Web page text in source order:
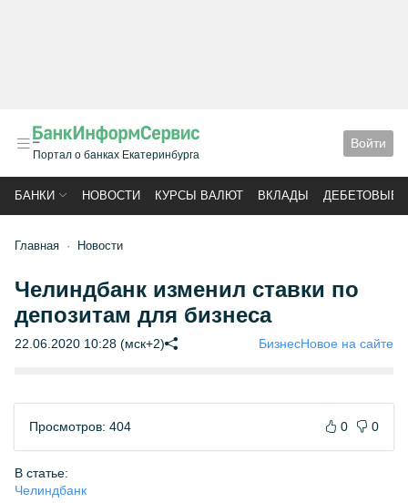
Портал о банках Екатеринбурга
Войти
БАНКИ НОВОСТИ КУРСЫ ВАЛЮТ ВКЛАДЫ ДЕБЕТОВЫЕ
Главная Новости
Челиндбанк изменил ставки по
депозитам для бизнеса
22.06.2020 10:28 (мск+2) БизнесНовое на сайте
Просмотров: 404 0 0
В статье:
Челиндбанк